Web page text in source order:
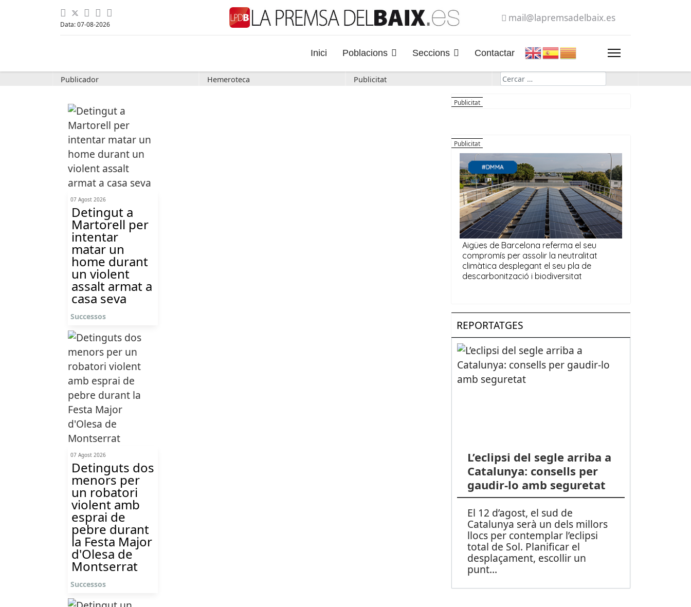
Data: 07-08-2026
mail@lapremsadelbaix.es
Inici Poblacions Seccions Contactar
Publicador Hemeroteca Publicitat Cerca
07 Agost 2026
Detingut a
Martorell per
intentar
matar un
home durant
un violent
assalt armat a
casa seva
Successos
07 Agost 2026
Detinguts dos
menors per
un robatori
violent amb
esprai de
pebre durant
la Festa Major
d'Olesa de
Montserrat
Successos
REPORTATGES
L’eclipsi del segle arriba a
Catalunya: consells per
gaudir-lo amb seguretat
El 12 d’agost, el sud de
Catalunya serà un dels millors
llocs per contemplar l’eclipsi
total de Sol. Planificar el
desplaçament, escollir un
punt...